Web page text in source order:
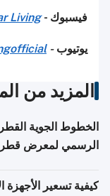
فيسبوك -Living
يوتيوب-
المزيد من
الخطوط الجوية
الرسمي لمعرض قطر
كيفية تسعير الأجهزة